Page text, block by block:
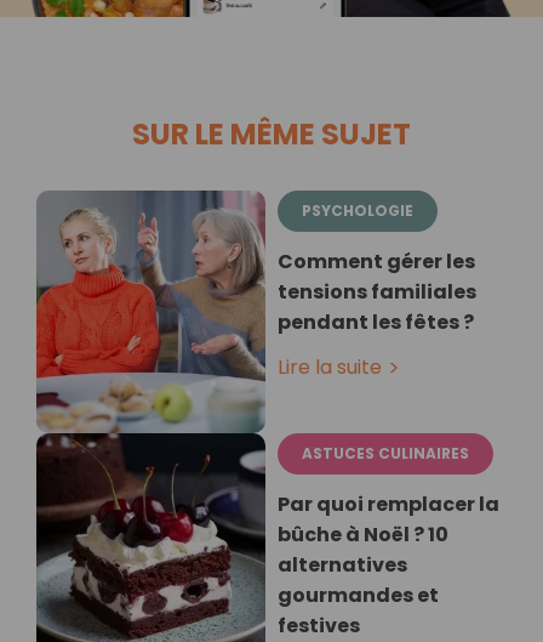
SUR LE MÊME SUJET
PSYCHOLOGIE
Comment gérer les
tensions familiales
pendant les fêtes ?
Lire la suite
ASTUCES CULINAIRES
Par quoi remplacer la
bûche à Noël ? 10
alternatives
gourmandes et
festives